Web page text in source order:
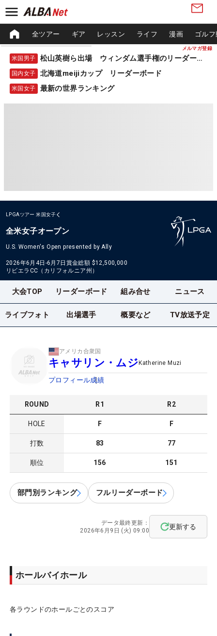
メルマガ登録
全ツアー ギア レッスン ライフ 漫画 ゴル
米国男子 松山英樹ら出場 ウィンダム選手権のリーダーボード
国内女子 北海道meijiカップ リーダーボード
米国女子 最新の世界ランキング
LPGAツアー 米国女子
全米女子オープン
U.S. Women's Open presented by Ally
2026年6月4日-6月7日 賞金総額 $12,500,000
リビエラCC（カリフォルニア州）
大会TOP リーダーボード 組み合せ ニュース
ライブフォト 出場選手 概要など TV放送予定
アメリカ合衆国
キャサリン・ムジKatherine Muzi
プロフィール成績
ROUND R1 R2
HOLE F F
打数 83 77
順位 156 151
部門別ランキング フルリーダーボード
データ最終更新：
2026年6月9日 (火) 09:00
更新する
ホールバイホール
各ラウンドのホールごとのスコア